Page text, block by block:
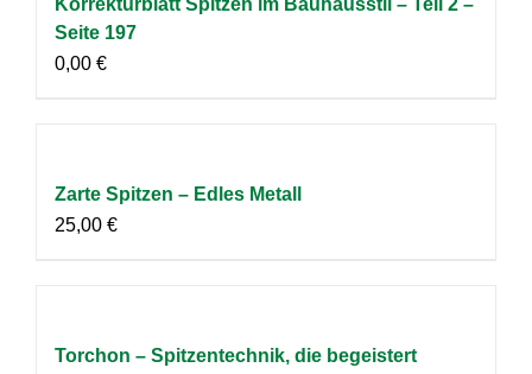
Seite 197
0,00 €
Zarte Spitzen – Edles Metall
25,00 €
Torchon – Spitzentechnik, die begeistert